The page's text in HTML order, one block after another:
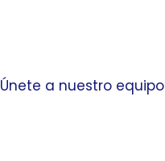
Únete a nuestro equipo